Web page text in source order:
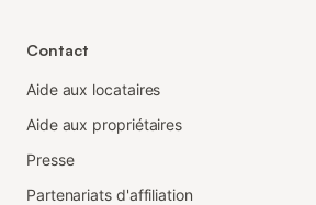
Contact
Aide aux locataires
Aide aux propriétaires
Presse
Partenariats d'affiliation